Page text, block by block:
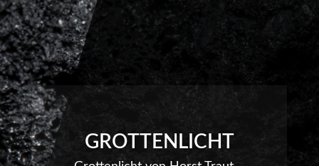
GROTTENLICHT